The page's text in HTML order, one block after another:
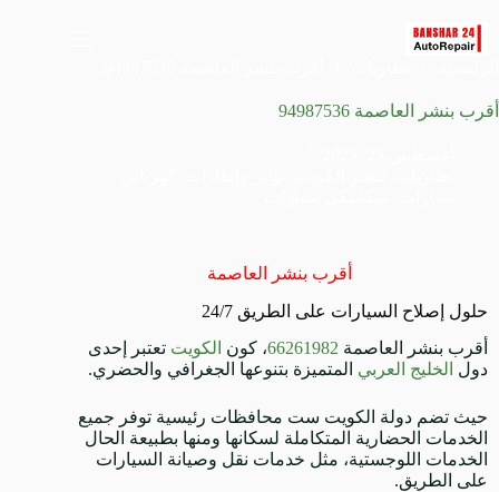
أقرب بنشر العاصمة 94987536
أقرب بنشر العاصمة
حلول إصلاح السيارات على الطريق 24/7
أقرب بنشر العاصمة 66261982، كون الكويت تعتبر إحدى
دول الخليج العربي المتميزة بتنوعها الجغرافي والحضري.
حيث تضم دولة الكويت ست محافظات رئيسية توفر جميع
الخدمات الحضارية المتكاملة لسكانها ومنها بطبيعة الحال
الخدمات اللوجستية، مثل خدمات نقل وصيانة السيارات
على الطريق.